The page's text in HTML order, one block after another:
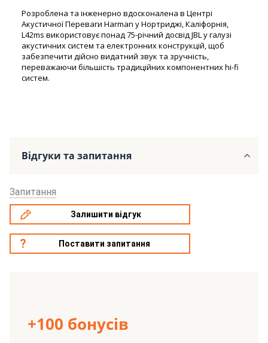
Розроблена та інженерно вдосконалена в Центрі
Акустичної Переваги Harman у Нортриджі, Каліфорнія,
L42ms використовує понад 75-річний досвід JBL у галузі
акустичних систем та електронних конструкцій, щоб
забезпечити дійсно видатний звук та зручність,
переважаючи більшість традиційних компонентних hi-fi
систем.
Відгуки та запитання
Запитання
Залишити відгук
Поставити запитання
+100 бонусів